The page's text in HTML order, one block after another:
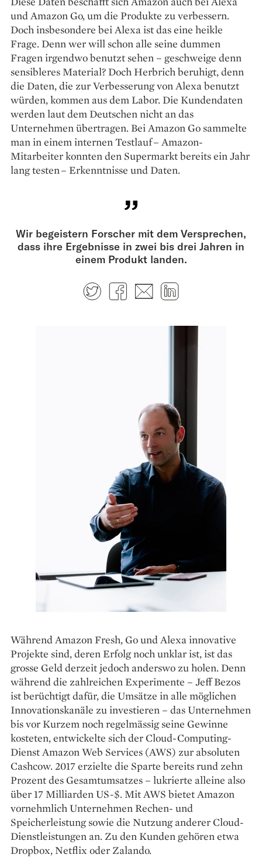
und Amazon Go, um die Produkte zu verbessern.
Doch insbesondere bei Alexa ist das eine heikle
Frage. Denn wer will schon alle seine dummen
Fragen irgendwo benutzt sehen – geschweige denn
sensibleres Material? Doch Herbrich beruhigt, denn
die Daten, die zur Verbesserung von Alexa benutzt
würden, kommen aus dem Labor. Die Kundendaten
werden laut dem Deutschen nicht an das
Unternehmen übertragen. Bei Amazon Go sammelte
man in einem internen Testlauf – Amazon-
Mitarbeiter konnten den Supermarkt bereits ein Jahr
lang testen – Erkenntnisse und Daten.
Wir begeistern Forscher mit dem Versprechen,
dass ihre Ergebnisse in zwei bis drei Jahren in
einem Produkt landen.
TwitterFacebook
E-mail
Während Amazon Fresh, Go und Alexa innovative
Projekte sind, deren Erfolg noch unklar ist, ist das
grosse Geld derzeit jedoch anderswo zu holen. Denn
während die zahlreichen Experimente – Jeff Bezos
ist berüchtigt dafür, die Umsätze in alle möglichen
Innovationskanäle zu investieren – das Unternehmen
bis vor Kurzem noch regelmässig seine Gewinne
kosteten, entwickelte sich der Cloud-Computing-
Dienst Amazon Web Services (AWS) zur absoluten
Cashcow. 2017 erzielte die Sparte bereits rund zehn
Prozent des Gesamtumsatzes – lukrierte alleine also
über 17 Milliarden US-$. Mit AWS bietet Amazon
vornehmlich Unternehmen Rechen- und
Speicherleistung sowie die Nutzung anderer Cloud-
Dienstleistungen an. Zu den Kunden gehören etwa
Dropbox, Netflix oder Zalando.